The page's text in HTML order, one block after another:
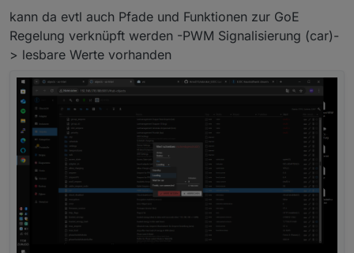
kann da evtl auch Pfade und Funktionen zur GoE
Regelung verknüpft werden -PWM Signalisierung (car)-
> lesbare Werte vorhanden